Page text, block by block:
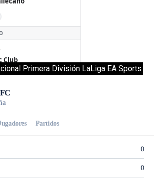
Primera División LaLiga EA Sports